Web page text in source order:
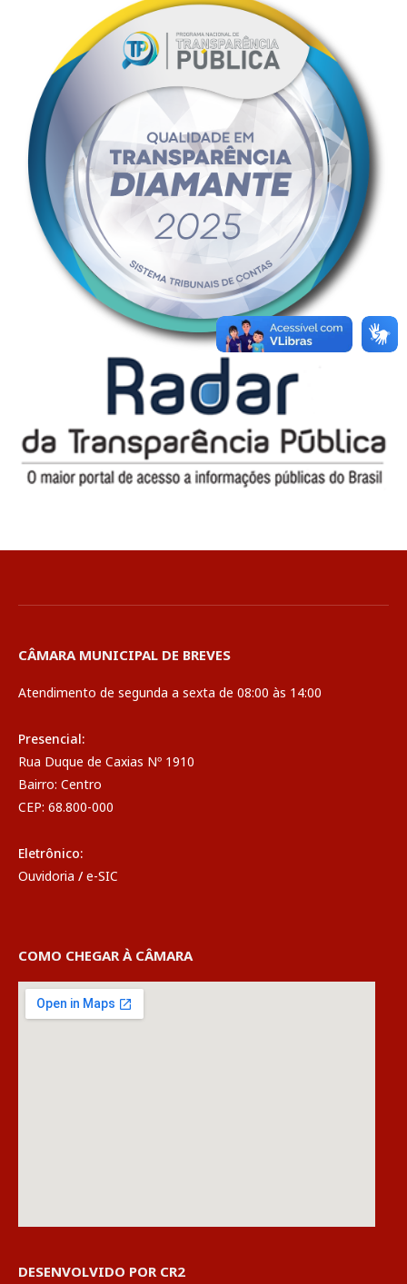
CÂMARA MUNICIPAL DE BREVES
Atendimento de segunda a sexta de 08:00 às 14:00
Presencial:
Rua Duque de Caxias Nº 1910
Bairro: Centro
CEP: 68.800-000
Eletrônico:
Ouvidoria / e-SIC
COMO CHEGAR À CÂMARA
DESENVOLVIDO POR CR2